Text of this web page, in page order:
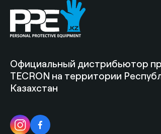
Официальный дистрибьютор
TECRON на территории
Казахстан